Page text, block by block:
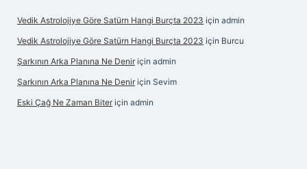
Vedik Astrolojiye Göre Satürn Hangi Burçta 2023 için admin
Vedik Astrolojiye Göre Satürn Hangi Burçta 2023 için Burcu
Şarkının Arka Planına Ne Denir için admin
Şarkının Arka Planına Ne Denir için Sevim
Eski Çağ Ne Zaman Biter için admin